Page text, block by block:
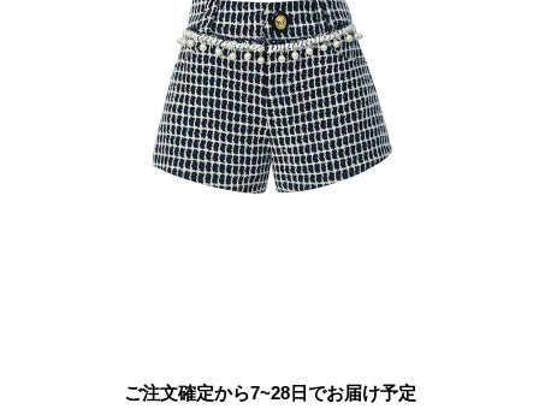
ご注文確定から7~28日でお届け予定